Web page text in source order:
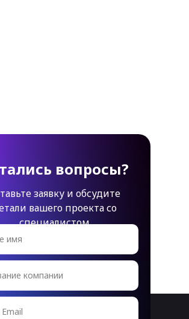
имя
компании
вопросы?
заявку и обсудите
вашего проекта со
специалистом